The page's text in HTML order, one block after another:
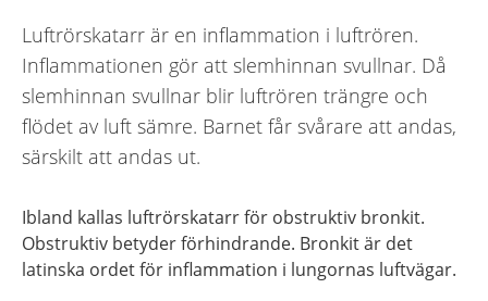
Luftrörskatarr är en inflammation i luftrören.
Inflammationen gör att slemhinnan svullnar. Då
slemhinnan svullnar blir luftrören trängre och
flödet av luft sämre. Barnet får svårare att andas,
särskilt att andas ut.
Ibland kallas luftrörskatarr för obstruktiv bronkit.
Obstruktiv betyder förhindrande. Bronkit är det
latinska ordet för inflammation i lungornas luftvägar.